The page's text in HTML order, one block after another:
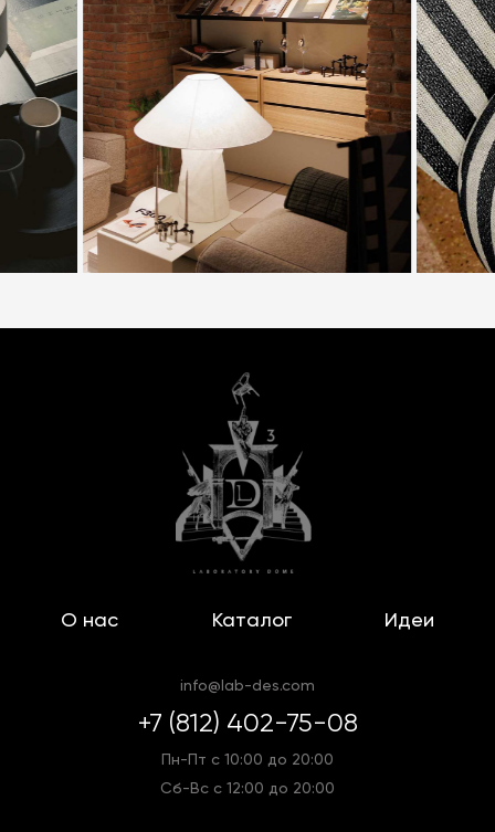
О нас Каталог Идеи
info@lab-des.com
+7 (812) 402-75-08
Пн-Пт с 10:00 до 20:00
Сб-Вс с 12:00 до 20:00